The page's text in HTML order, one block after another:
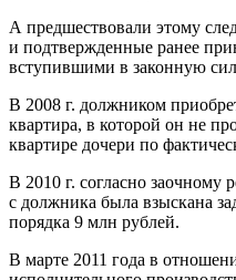
А предшествовали этому
и подтвержденные ранее
вступившими в законную
В 2008 г. должником
квартира, в которой он не
квартире дочери по
В 2010 г. согласно заочному
с должника была взыскана
порядка 9 млн рублей.
В марте 2011 года в